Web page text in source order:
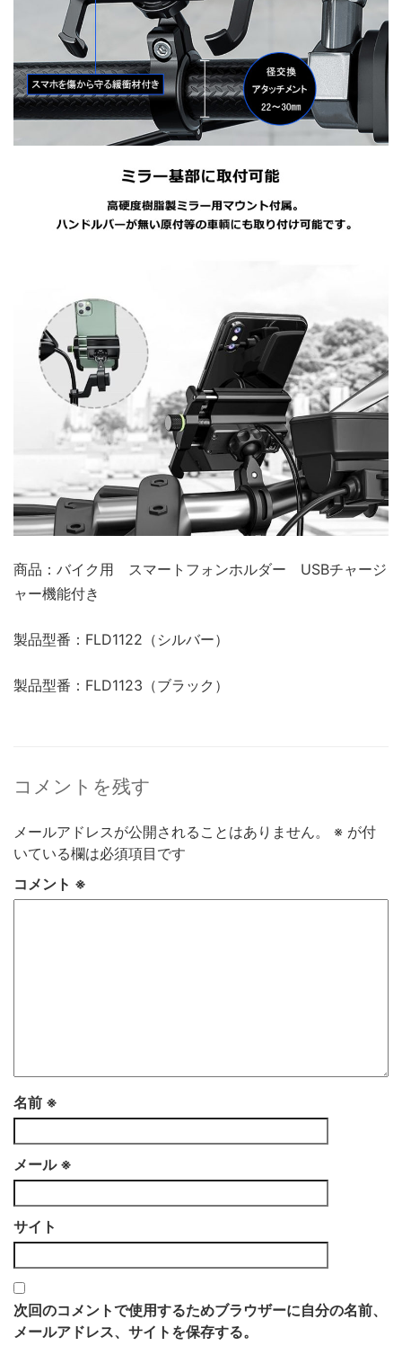
商品：バイク用 スマートフォンホルダー USBチャージ
ャー機能付き
製品型番：FLD1122（シルバー）
製品型番：FLD1123（ブラック）
コメントを残す
メールアドレスが公開されることはありません。 ※ が付
いている欄は必須項目です
コメント ※
名前 ※
メール ※
サイト
次回のコメントで使用するためブラウザーに自分の名前、
メールアドレス、サイトを保存する。